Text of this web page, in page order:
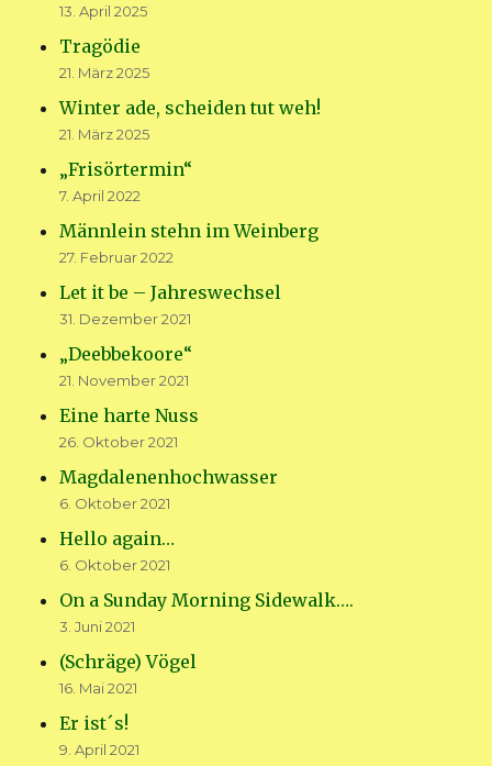
13. April 2025
Tragödie
21. März 2025
Winter ade, scheiden tut weh!
21. März 2025
„Frisörtermin“
7. April 2022
Männlein stehn im Weinberg
27. Februar 2022
Let it be – Jahreswechsel
31. Dezember 2021
„Deebbekoore“
21. November 2021
Eine harte Nuss
26. Oktober 2021
Magdalenenhochwasser
6. Oktober 2021
Hello again…
6. Oktober 2021
On a Sunday Morning Sidewalk….
3. Juni 2021
(Schräge) Vögel
16. Mai 2021
Er ist´s!
9. April 2021